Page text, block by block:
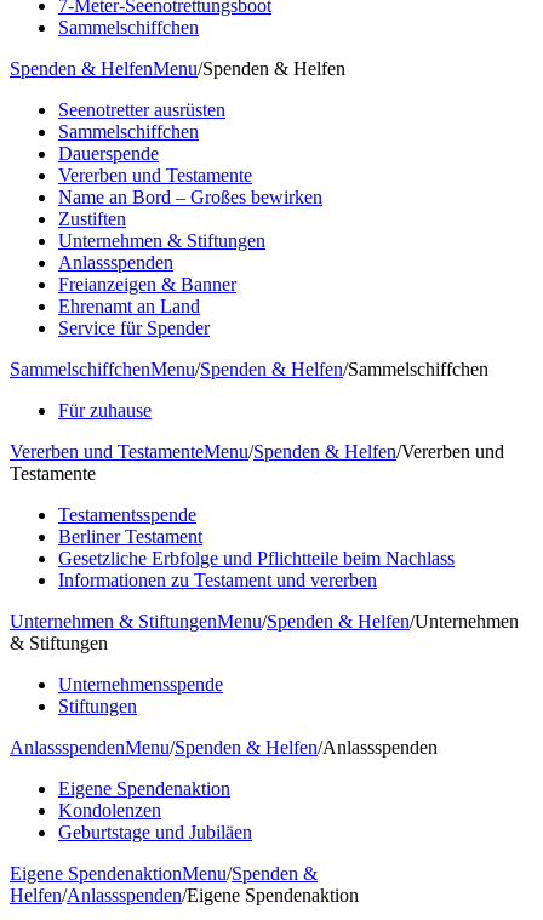
7-Meter-Seenotrettungsboot
Sammelschiffchen
Spenden & HelfenMenu/Spenden & Helfen
Seenotretter ausrüsten
Sammelschiffchen
Dauerspende
Vererben und Testamente
Name an Bord – Großes bewirken
Zustiften
Unternehmen & Stiftungen
Anlassspenden
Freianzeigen & Banner
Ehrenamt an Land
Service für Spender
SammelschiffchenMenu/Spenden & Helfen/Sammelschiffchen
Für zuhause
Vererben und TestamenteMenu/Spenden & Helfen/Vererben und
Testamente
Testamentsspende
Berliner Testament
Gesetzliche Erbfolge und Pflichtteile beim Nachlass
Informationen zu Testament und vererben
Unternehmen & StiftungenMenu/Spenden & Helfen/Unternehmen
& Stiftungen
Unternehmensspende
Stiftungen
AnlassspendenMenu/Spenden & Helfen/Anlassspenden
Eigene Spendenaktion
Kondolenzen
Geburtstage und Jubiläen
Eigene SpendenaktionMenu/Spenden &
Helfen/Anlassspenden/Eigene Spendenaktion